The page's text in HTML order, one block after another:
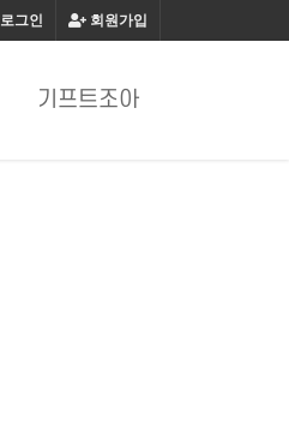
회원가입
로그인
기프트조아